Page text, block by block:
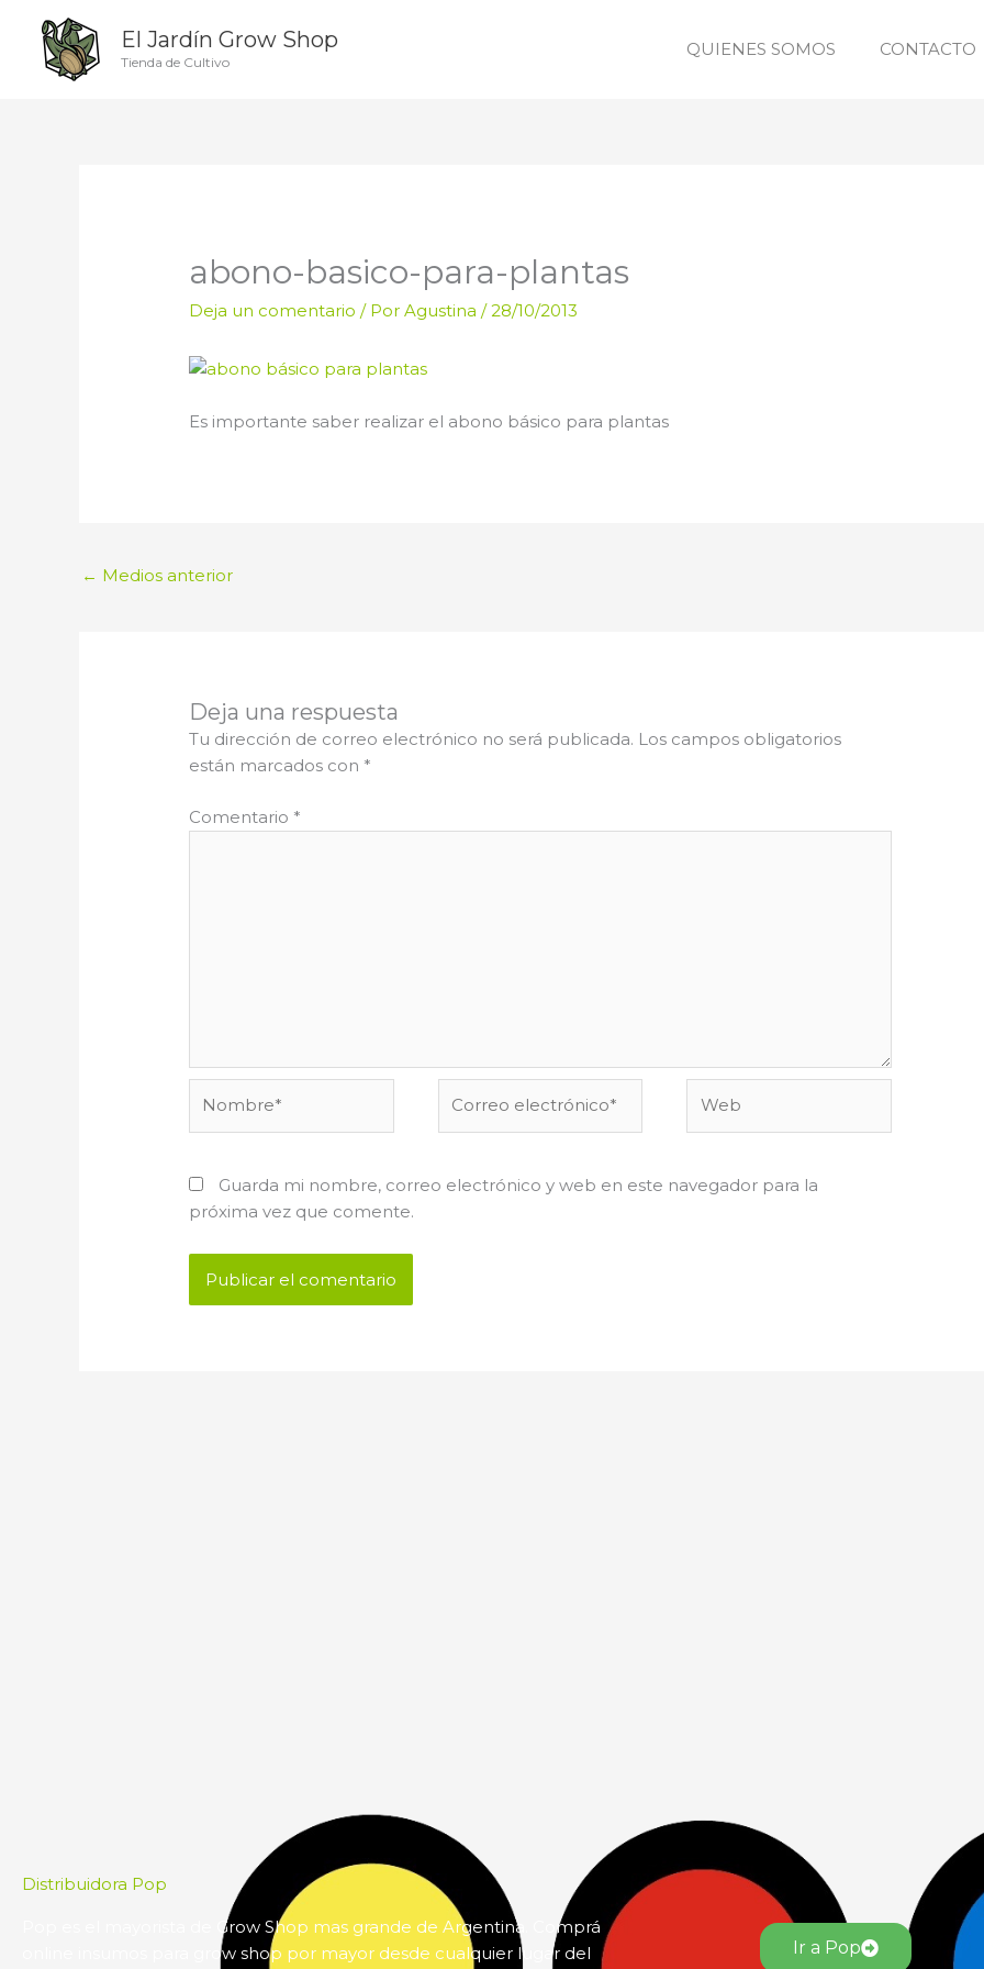
contenido
El Jardín Grow Shop
Tienda de Cultivo
QUIENES SOMOS CONTACTO
abono-basico-para-plantas
Deja un comentario / PorAgustina/28/10/2013
Es importante saber realizar el abono básico para plantas
← Medios anterior
Deja una respuesta
Tu dirección de correo electrónico no será publicada. Los campos obligatorios
están marcados con *
Comentario *
electrónico*
Guarda mi nombre, correo electrónico y web en este navegador para la
próxima vez que comente.
Distribuidora Pop
Pop es el mayorista de Grow Shop mas grande de Argentina. Comprá
online insumos para grow shop por mayor desde cualquier lugar del
Ir a Pop